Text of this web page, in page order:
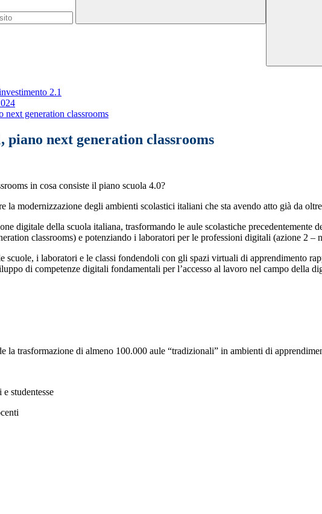
2.1
next generation classrooms
piano next generation classrooms
in cosa consiste il piano scuola 4.0?
la modernizzazione degli ambienti scolastici italiani che sta avendo atto già da
digitale della scuola italiana, trasformando le aule scolastiche precedentemente
classrooms) e potenziando i laboratori per le professioni digitali (azione 2 –
scuole, i laboratori e le classi fondendoli con gli spazi virtuali di apprendimento
di competenze digitali fondamentali per l’accesso al lavoro nel campo della
la trasformazione di almeno 100.000 aule “tradizionali” in ambienti di
studentesse